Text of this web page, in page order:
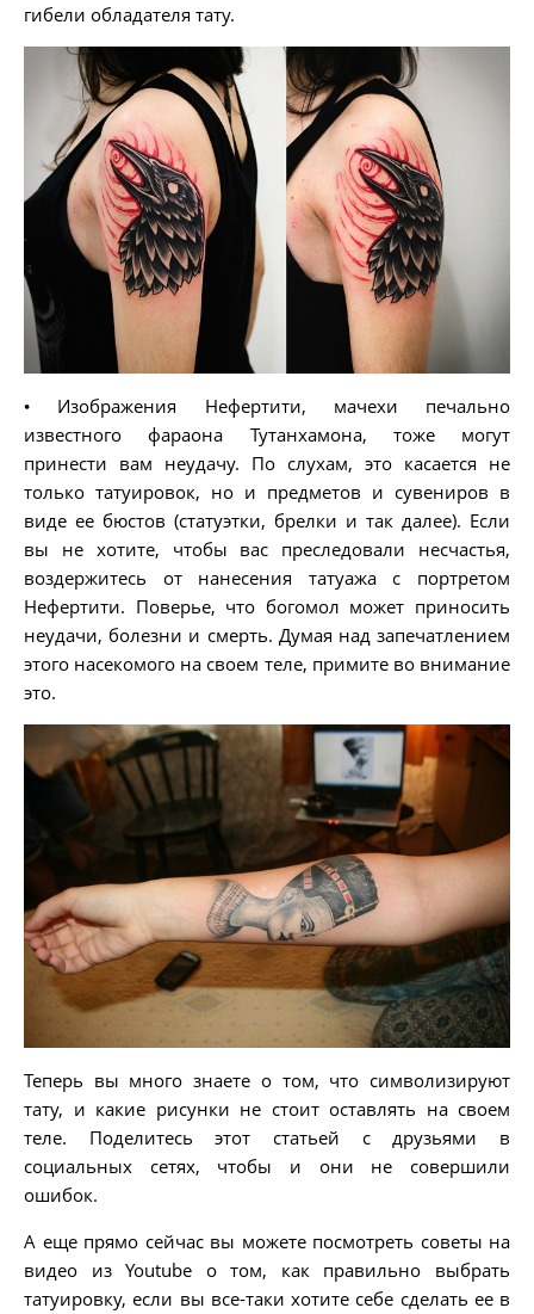
гибели обладателя тату.
• Изображения Нефертити, мачехи печально
известного фараона Тутанхамона, тоже могут
принести вам неудачу. По слухам, это касается не
только татуировок, но и предметов и сувениров в
виде ее бюстов (статуэтки, брелки и так далее). Если
вы не хотите, чтобы вас преследовали несчастья,
воздержитесь от нанесения татуажа с портретом
Нефертити. Поверье, что богомол может приносить
неудачи, болезни и смерть. Думая над запечатлением
этого насекомого на своем теле, примите во внимание
это.
Теперь вы много знаете о том, что символизируют
тату, и какие рисунки не стоит оставлять на своем
теле. Поделитесь этот статьей с друзьями в
социальных сетях, чтобы и они не совершили
ошибок.
А еще прямо сейчас вы можете посмотреть советы на
видео из Youtube о том, как правильно выбрать
татуировку, если вы все-таки хотите себе сделать ее в